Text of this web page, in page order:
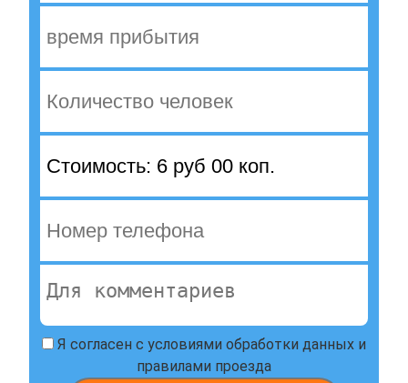
Я согласен с условиями обработки данных и
правилами проезда